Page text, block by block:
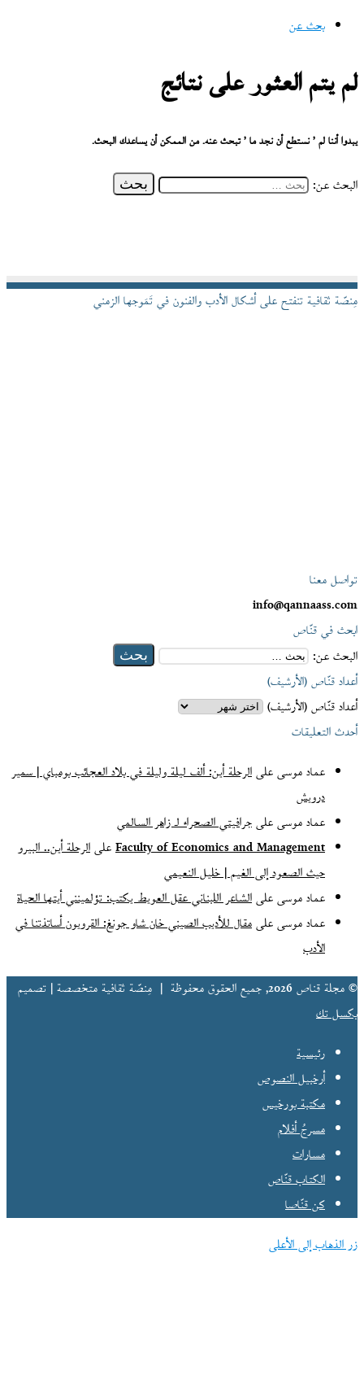
بحث عن
لم يتم العثور على نتائج
يبدوا أننا لم ’ نستطع أن نجد ما ’ تبحث عنه. من الممكن أن يساعدك البحث.
البحث عن:
مِنصّة ثقافية تنفتح على أشكال الأدب والفنون في تَمَوجها الزمني
تواصل معنا
info@qannaass.com
ابحث في قنّاص
البحث عن:
أعداد قنّاص (الأرشيف)
أعداد قنّاص (الأرشيف)
أحدث التعليقات
عماد موسىعلىالرحلة أين: ألف ليلة وليلة في بلاد العجائب بومباي | سمير
درويش
عماد موسىعلىجرافيتي الصحراء لـ زاهر السالمي
Faculty of Economics and Managementعلىالرحلة أين.. البيرو
حيث الصعود إلى الغيم | خليل النعيمي
عماد موسىعلىالشاعر اللبناني عقل العويط يكتب: تؤلمينني أيتها الحياة
عماد موسىعلىمقال للأديب الصيني خان شاو جونغ: القرويون أساتذتنا في
الأدب
© مجلة قناص 2026, جميع الحقوق محفوظة |
مِنصّة ثقافية متخصصة | تصميم
بكسل تك
رئيسية
أرخبيل النصوص
مكتبة بورخيس
مسرحُ أفلام
مسارات
الكتاب قنّاص
كن قنّاصا
زر الذهاب إلى الأعلى